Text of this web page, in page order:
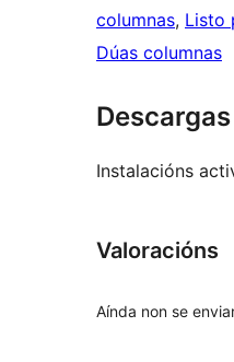
columnas, Listo
Dúas columnas
Instalacións
Valoracións
Aínda non se